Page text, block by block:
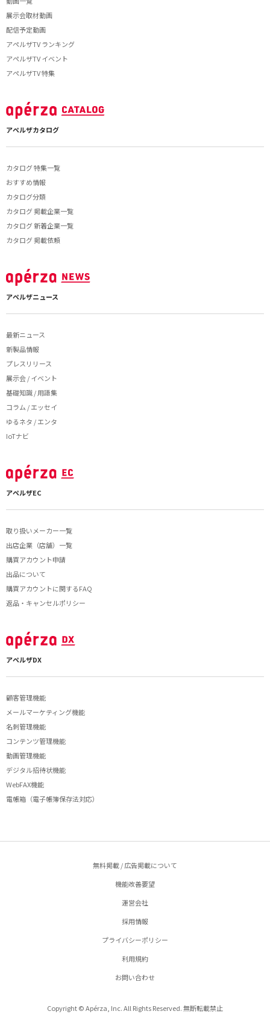
展示会取材動画
配信予定動画
アペルザTV ランキング
アペルザTV イベント
アペルザTV 特集
アペルザカタログ
カタログ 特集一覧
おすすめ情報
カタログ分類
カタログ 掲載企業一覧
カタログ 新着企業一覧
カタログ 掲載依頼
アペルザニュース
最新ニュース
新製品情報
プレスリリース
展示会 / イベント
基礎知識 / 用語集
コラム / エッセイ
ゆるネタ / エンタ
IoTナビ
アペルザEC
取り扱いメーカー一覧
出店企業（店舗）一覧
購買アカウント申請
出品について
購買アカウントに関するFAQ
返品・キャンセルポリシー
アペルザDX
顧客管理機能
メールマーケティング機能
名刺管理機能
コンテンツ管理機能
動画管理機能
デジタル招待状機能
WebFAX機能
電帳箱（電子帳簿保存法対応）
無料掲載 / 広告掲載について
機能改善要望
運営会社
採用情報
プライバシーポリシー
利用規約
お問い合わせ
Copyright © Apérza, Inc. All Rights Reserved. 無断転載禁止